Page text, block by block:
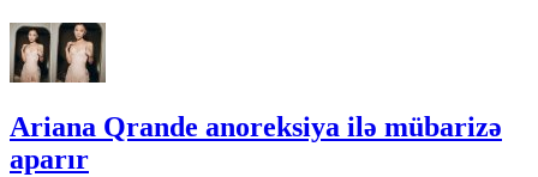
Ariana Qrande anoreksiya ilə mübarizə
aparır